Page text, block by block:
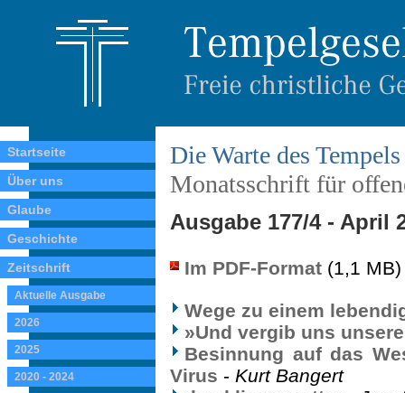
Startseite
Über uns
Glaube
Geschichte
Zeitschrift
Aktuelle Ausgabe
2026
2025
2020 - 2024
Die Warte des Tempels
Monatsschrift für
Ausgabe 177/4 - April
Im PDF-Format (1,1 MB)
Wege zu einem
»Und vergib uns
Besinnung auf das
Virus - Kurt Bangert